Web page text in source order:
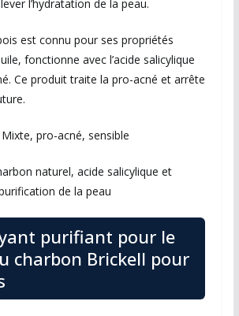
l’hydratation de la peau.
est connu pour ses propriétés
fonctionne avec l’acide salicylique
Ce produit traite la pro-acné et arrête
Mixte, pro-acné, sensible
naturel, acide salicylique et
de la peau
purifiant pour le
charbon Brickell pour